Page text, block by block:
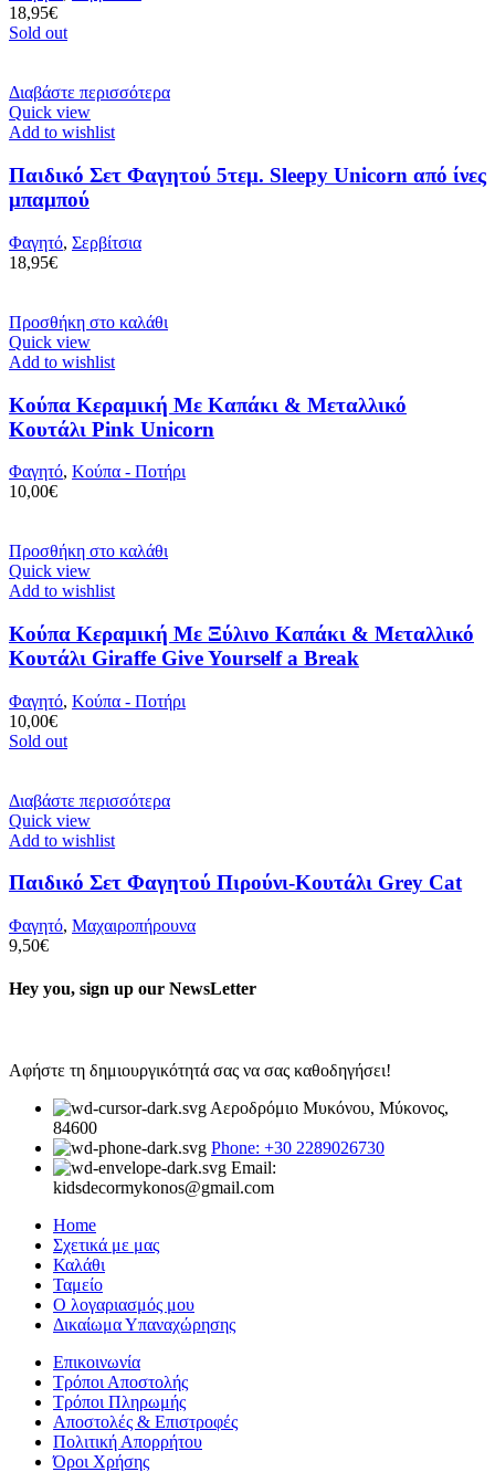
18,95€
Sold out
Διαβάστε περισσότερα
Quick view
Add to wishlist
Παιδικό Σετ Φαγητού 5τεμ. Sleepy Unicorn από ίνες
μπαμπού
Φαγητό, Σερβίτσια
18,95€
Προσθήκη στο καλάθι
Quick view
Add to wishlist
Κούπα Κεραμική Με Καπάκι & Μεταλλικό
Κουτάλι Pink Unicorn
Φαγητό, Κούπα - Ποτήρι
10,00€
Προσθήκη στο καλάθι
Quick view
Add to wishlist
Κούπα Κεραμική Με Ξύλινο Καπάκι & Μεταλλικό
Κουτάλι Giraffe Give Yourself a Break
Φαγητό, Κούπα - Ποτήρι
10,00€
Sold out
Διαβάστε περισσότερα
Quick view
Add to wishlist
Παιδικό Σετ Φαγητού Πιρούνι-Κουτάλι Grey Cat
Φαγητό, Μαχαιροπήρουνα
9,50€
Hey you, sign up our NewsLetter
Αφήστε τη δημιουργικότητά σας να σας καθοδηγήσει!
Αεροδρόμιο Μυκόνου, Μύκονος,
84600
Phone: +30 2289026730
Email:
kidsdecormykonos@gmail.com
Home
Σχετικά με μας
Καλάθι
Ταμείο
Ο λογαριασμός μου
Δικαίωμα Υπαναχώρησης
Επικοινωνία
Τρόποι Αποστολής
Τρόποι Πληρωμής
Αποστολές & Επιστροφές
Πολιτική Απορρήτου
Όροι Χρήσης